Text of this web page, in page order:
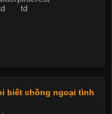
biết chồng ngoại tình